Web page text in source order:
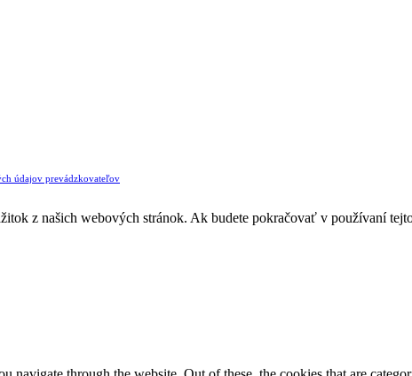
údajov prevádzkovateľov
z našich webových stránok. Ak budete pokračovať v používaní